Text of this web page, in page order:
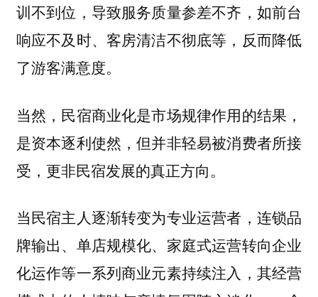
训不到位，导致服务质量参差不齐，如前台
响应不及时、客房清洁不彻底等，反而降低
了游客满意度。
当然，民宿商业化是市场规律作用的结果，
是资本逐利使然，但并非轻易被消费者所接
受，更非民宿发展的真正方向。
当民宿主人逐渐转变为专业运营者，连锁品
牌输出、单店规模化、家庭式运营转向企业
化运作等一系列商业元素持续注入，其经营